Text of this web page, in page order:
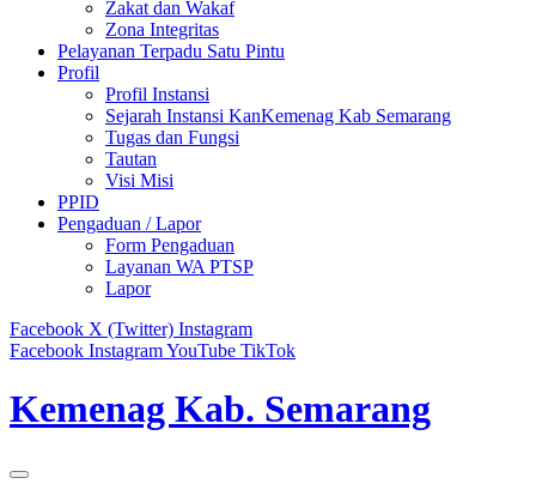
Zakat dan Wakaf
Zona Integritas
Pelayanan Terpadu Satu Pintu
Profil
Profil Instansi
Sejarah Instansi KanKemenag Kab Semarang
Tugas dan Fungsi
Tautan
Visi Misi
PPID
Pengaduan / Lapor
Form Pengaduan
Layanan WA PTSP
Lapor
Facebook X (Twitter) Instagram
Facebook InstagramYouTube TikTok
Kemenag Kab. Semarang